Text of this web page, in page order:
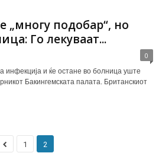
подобар“, но
Го лекуваат...
0
инфекција и ќе остане во болница уште
Бакингемската палата. Британскиот
1 2